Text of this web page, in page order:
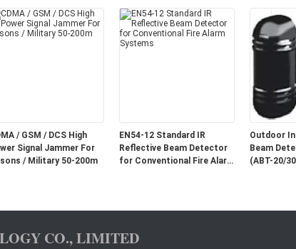
/ GSM / DCS High
Signal Jammer For
/ Military 50-200m
EN54-12 Standard IR
Reflective Beam Detector
for Conventional Fire Alarm
Outdoor
Beam
(ABT-20/
CO., LIMITED